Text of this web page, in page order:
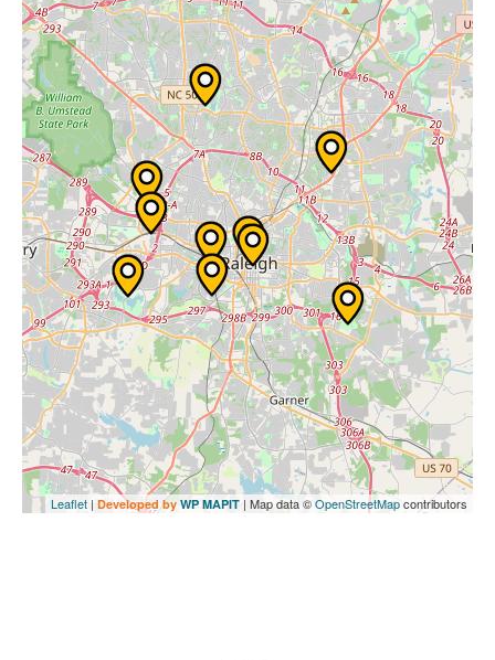
Leaflet | Developed by WP MAPIT | Map data ©OpenStreetMapcontributors